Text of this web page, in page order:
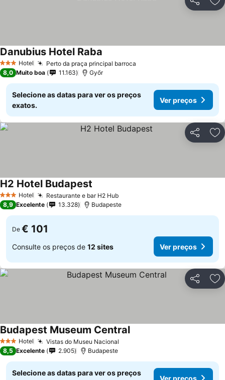
Partilhar
3 EstrelasHotel Perto da praça principal barroca
Danubius Hotel Raba
8,0 Muito boa 11.163 Győr
Selecione as datas para ver os preços
exatos.
Ver preços
Partilhar
3 EstrelasHotel Restaurante e bar H2 HubVer preços
H2 Hotel Budapest
8,9 Excelente 13.328 Budapeste
De € 101
Consulte os preços de 12 sites Ver preços
Partilhar
3 EstrelasHotel Vistas do Museu Nacional
Budapest Museum CentralVer preços
8,5 Excelente 2.905 Budapeste
Selecione as datas para ver os preços
Ver preços